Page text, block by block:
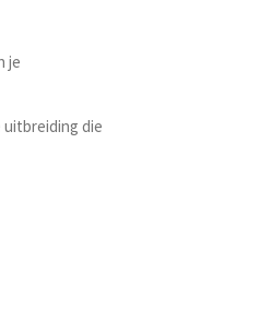
je
uitbreiding die